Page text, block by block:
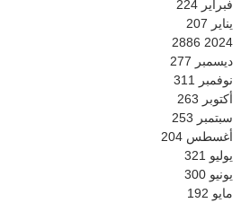
فبراير 224
يناير 207
2024
2886
ديسمبر 277
نوفمبر
311
أكتوبر 263
سبتمبر 253
أغسطس 204
يوليو 321
يونيو 300
مايو 192